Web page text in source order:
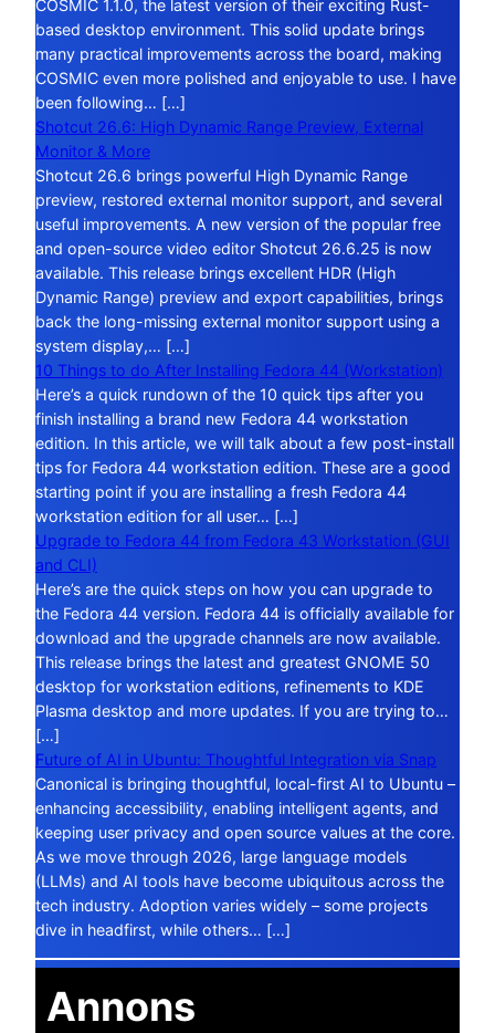
COSMIC 1.1.0, the latest version of their exciting Rust-
based desktop environment. This solid update brings
many practical improvements across the board, making
COSMIC even more polished and enjoyable to use. I have
been following… […]
Shotcut 26.6: High Dynamic Range Preview, External
Monitor & More
Shotcut 26.6 brings powerful High Dynamic Range
preview, restored external monitor support, and several
useful improvements. A new version of the popular free
and open-source video editor Shotcut 26.6.25 is now
available. This release brings excellent HDR (High
Dynamic Range) preview and export capabilities, brings
back the long-missing external monitor support using a
system display,… […]
10 Things to do After Installing Fedora 44 (Workstation)
Here’s a quick rundown of the 10 quick tips after you
finish installing a brand new Fedora 44 workstation
edition. In this article, we will talk about a few post-install
tips for Fedora 44 workstation edition. These are a good
starting point if you are installing a fresh Fedora 44
workstation edition for all user… […]
Upgrade to Fedora 44 from Fedora 43 Workstation (GUI
and CLI)
Here’s are the quick steps on how you can upgrade to
the Fedora 44 version. Fedora 44 is officially available for
download and the upgrade channels are now available.
This release brings the latest and greatest GNOME 50
desktop for workstation editions, refinements to KDE
Plasma desktop and more updates. If you are trying to…
[…]
Future of AI in Ubuntu: Thoughtful Integration via Snap
Canonical is bringing thoughtful, local-first AI to Ubuntu –
enhancing accessibility, enabling intelligent agents, and
keeping user privacy and open source values at the core.
As we move through 2026, large language models
(LLMs) and AI tools have become ubiquitous across the
tech industry. Adoption varies widely – some projects
dive in headfirst, while others… […]
Annons